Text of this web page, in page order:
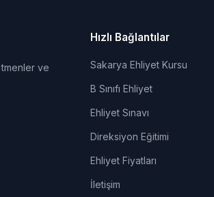
ve
Hızlı Bağlantılar
Sakarya Ehliyet Kursu
B Sınıfı Ehliyet
Ehliyet Sınavı
Direksiyon Eğitimi
Ehliyet Fiyatları
İletişim